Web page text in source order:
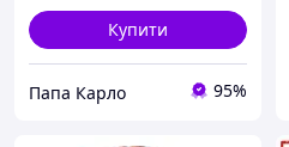
Купити
Папа Карло 95%